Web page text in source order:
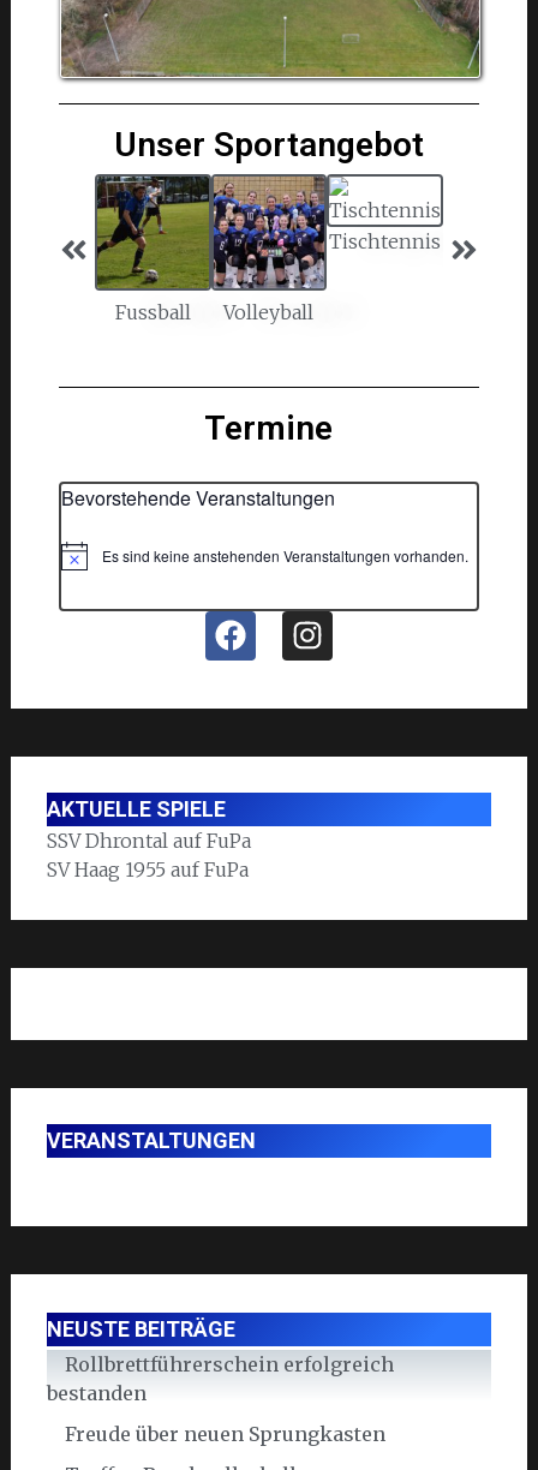
Unser Sportangebot
Fussball Volleyball
Tischtennis
Termine
Bevorstehende Veranstaltungen
HinweisEs sind keine anstehenden Veranstaltungen vorhanden.
AKTUELLE SPIELE
SSV Dhrontal auf FuPa
SV Haag 1955 auf FuPa
VERANSTALTUNGEN
NEUSTE BEITRÄGE
Rollbrettführerschein erfolgreich
bestanden
Freude über neuen Sprungkasten